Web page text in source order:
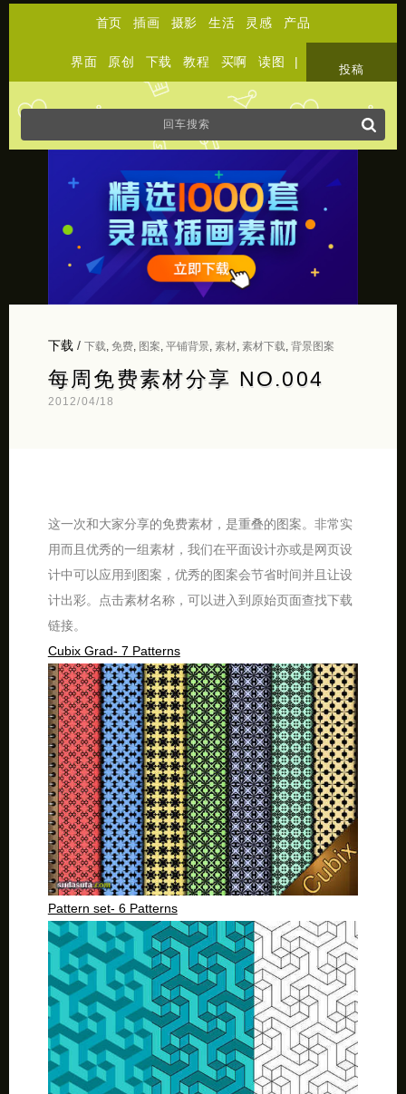
首页 插画 摄影 生活 灵感 产品
界面 原创 下载 教程 买啊 读图 |
投稿
下载 / 下载 免费, 图案 平铺背景, 素材, 素材下载 背景图案
每周免费素材分享 NO.004
2012/04/18
这一次和大家分享的免费素材，是重叠的图案。非常实
用而且优秀的一组素材，我们在平面设计亦或是网页设
计中可以应用到图案，优秀的图案会节省时间并且让设
计出彩。点击素材名称，可以进入到原始页面查找下载
链接。
Cubix Grad- 7 Patterns
Pattern set- 6 Patterns